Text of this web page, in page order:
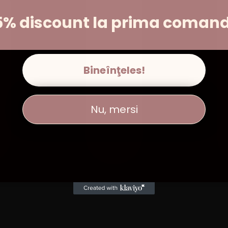
discount la prima
Bineînţeles!
Nu, mersi